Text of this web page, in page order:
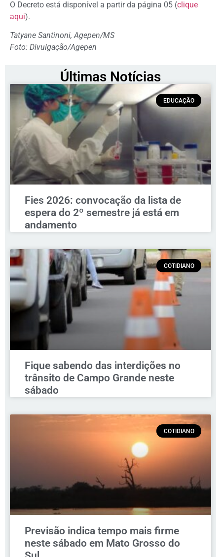
O Decreto está disponível a partir da página 05 (clique
aqui).
Tatyane Santinoni, Agepen/MS
Foto: Divulgação/Agepen
Últimas Notícias
EDUCAÇÃO
Fies 2026: convocação da lista de
espera do 2º semestre já está em
andamento
COTIDIANO
Fique sabendo das interdições no
trânsito de Campo Grande neste
sábado
COTIDIANO
Previsão indica tempo mais firme
neste sábado em Mato Grosso do